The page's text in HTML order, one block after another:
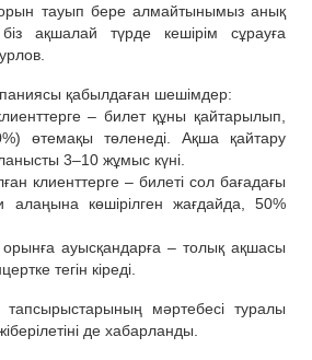
тауып бере алмайтынымыз анық
ақшалай түрде кешірім сұрауға
қабылдаған шешімдер:
– билет құны қайтарылып,
өтемақы төленеді. Ақша қайтару
3–10 жұмыс күні.
клиенттерге – билеті сол бағадағы
көшірілген жағдайда, 50%
ауысқандарға – толық ақшасы
тегін кіреді.
тапсырыстарының мәртебесі туралы
де хабарланды.